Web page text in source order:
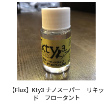
【Flux】Kty3 ナノスーパー リキッ
ド フロータント